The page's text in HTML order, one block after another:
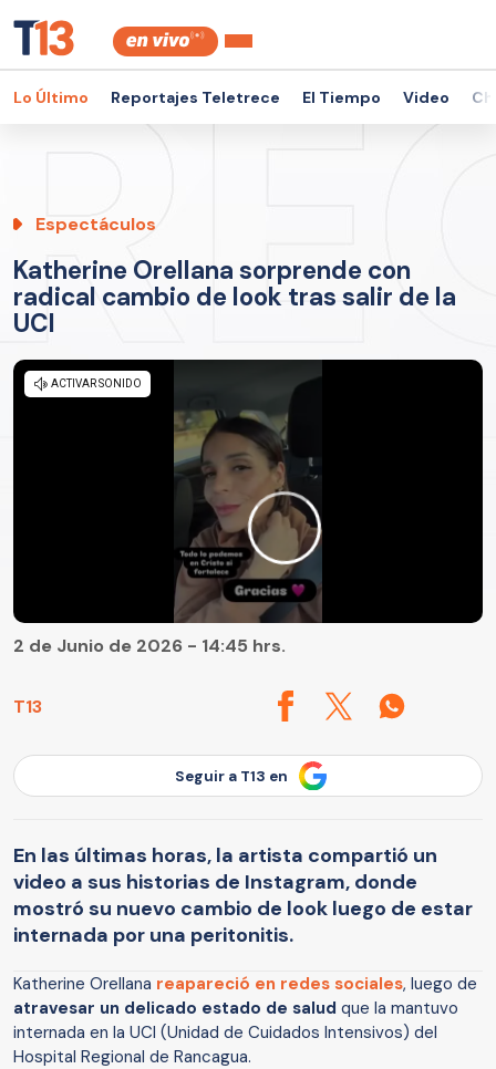
Lo Último Reportajes Teletrece El Tiempo Video
Espectáculos
Katherine Orellana sorprende con
radical cambio de look tras salir de la
UCI
T13
2 de Junio de 2026 - 14:45 hrs.
Seguir a T13 en
En las últimas horas, la artista compartió un
video a sus historias de Instagram, donde
mostró su nuevo cambio de look luego de estar
internada por una peritonitis.
Katherine Orellana reapareció en redes sociales, luego de
atravesar un delicado estado de salud que la mantuvo
internada en la UCI (Unidad de Cuidados Intensivos) del
Hospital Regional de Rancagua.